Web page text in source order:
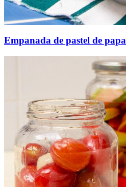
Empanada de pastel de papa